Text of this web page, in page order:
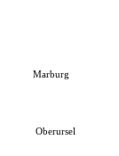
Marburg
Oberursel